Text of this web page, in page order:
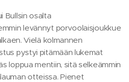
Bullsin osalta
levännyt porvoolaisjoukkue
Vielä kolmannen
pystyi pitämään lukemat
loppua mentiin, sitä selkeämmin
otteissa. Pienet